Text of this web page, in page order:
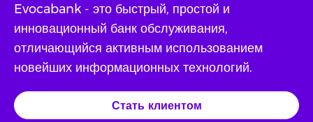
Evocabank - это быстрый, простой и
инновационный банк обслуживания,
отличающийся активным использованием
новейших информационных технологий.
Стать клиентом